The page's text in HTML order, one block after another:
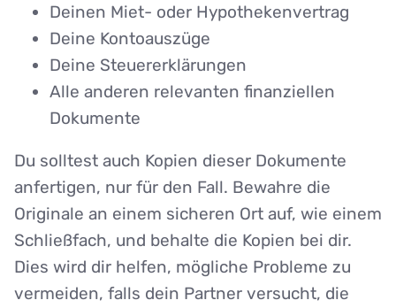
Deinen Miet- oder Hypothekenvertrag
Deine Kontoauszüge
Deine Steuererklärungen
Alle anderen relevanten finanziellen
Dokumente
Du solltest auch Kopien dieser Dokumente
anfertigen, nur für den Fall. Bewahre die
Originale an einem sicheren Ort auf, wie einem
Schließfach, und behalte die Kopien bei dir.
Dies wird dir helfen, mögliche Probleme zu
vermeiden, falls dein Partner versucht, die